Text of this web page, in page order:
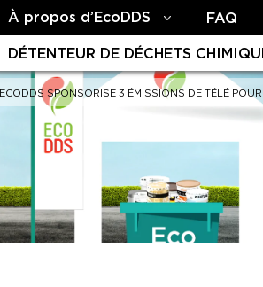
À propos d’EcoDDS FAQ
DÉTENTEUR DE DÉCHETS
ECODDS SPONSORISE 3 ÉMISSIONS DE TÉLÉ